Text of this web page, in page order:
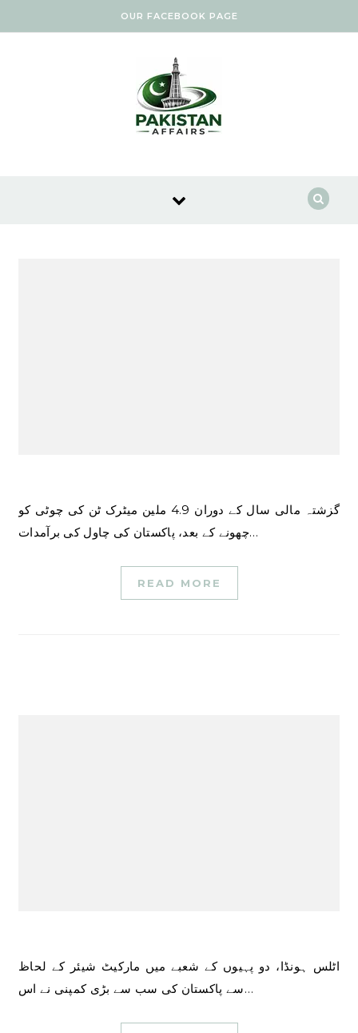
OUR FACEBOOK PAGE
گزشتہ مالی سال کے دوران 4.9 ملین میٹرک ٹن کی چوٹی کو
چھونے کے بعد، پاکستان کی چاول کی برآمدات…
READ MORE
اٹلس ہونڈا، دو پہیوں کے شعبے میں مارکیٹ شیئر کے لحاظ
سے پاکستان کی سب سے بڑی کمپنی نے اس…